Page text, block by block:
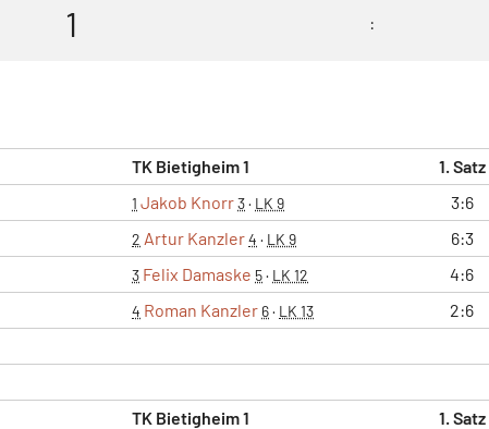
1 :
TK Bietigheim 1 1. Satz
1 Jakob Knorr3· LK 9 3:6
2 Artur Kanzler4 · LK 9 6:3
3 Felix Damaske 5· LK 12 4:6
4 Roman Kanzler 6· LK 13 2:6
TK Bietigheim 1 1. Satz